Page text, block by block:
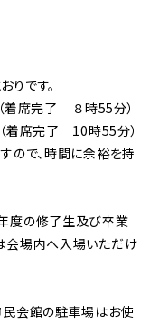
です。
席完了 ８時55分）
席完了 10時55分）
ので、時間に余裕を持
度の修了生及び卒業
会場内へ入場いただけ
民会館の駐車場はお使